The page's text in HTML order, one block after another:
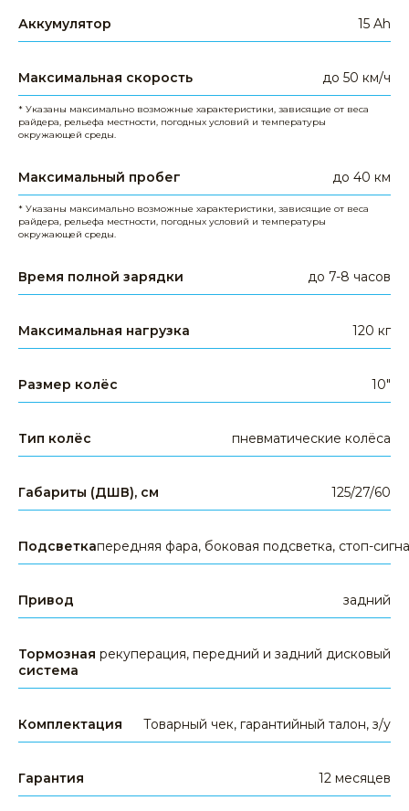
Аккумулятор 15 Ah
Максимальная скорость до 50 км/ч
* Указаны максимально возможные характеристики, зависящие от веса
райдера, рельефа местности, погодных условий и температуры
окружающей среды.
Максимальный пробег до 40 км
* Указаны максимально возможные характеристики, зависящие от веса
райдера, рельефа местности, погодных условий и температуры
окружающей среды.
Время полной зарядки до 7-8 часов
Максимальная нагрузка 120 кг
Размер колёс 10"
Тип колёс пневматические колёса
Габариты (ДШВ), см 125/27/60
Подсветкапередняя фара, боковая подсветка, стоп-
Привод задний
Тормозная
система
рекуперация, передний и задний дисковый
Комплектация Товарный чек, гарантийный талон, з/у
Гарантия 12 месяцев
Задайте свой вопрос +7 391 989-77-00
КЛИЕНТАМ
гарантия
опт и дропшиппинг
КАТЕГОРИИ ТОВАРОВ
гироскутеры
электровелосипеды
запчасти